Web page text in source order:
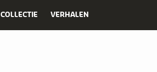
COLLECTIE VERHALEN